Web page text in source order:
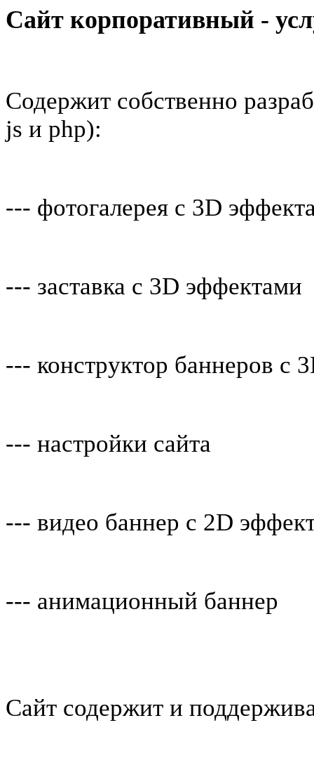
Сайт корпоративный -
Содержит собственно
js и php):
--- фотогалерея c 3D
--- заставка c 3D эффектами
--- конструктор баннеров c
--- настройки сайта
--- видео баннер с 2D
--- анимационный баннер
Сайт содержит и